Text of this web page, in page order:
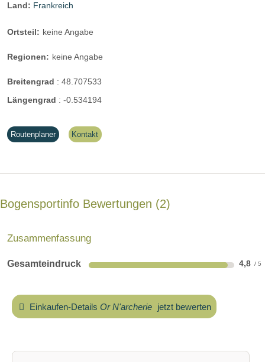
Land: Frankreich
Ortsteil: keine Angabe
Regionen: keine Angabe
Breitengrad : 48.707533
Längengrad : -0.534194
Routenplaner Kontakt
Bogensportinfo Bewertungen 2
Zusammenfassung
Gesamteindruck 4,8
Einkaufen-Details Or N'archerie jetzt bewerten